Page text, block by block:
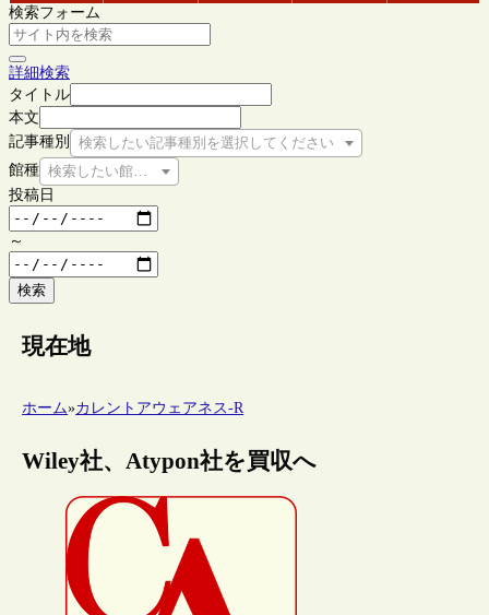
検索フォーム
詳細検索
タイトル
本文
記事種別
検索したい記事種別を選択してください
館種 検索したい館種を選択してください
投稿日
～
検索
現在地
ホーム»カレントアウェアネス-R
Wiley社、Atypon社を買収へ